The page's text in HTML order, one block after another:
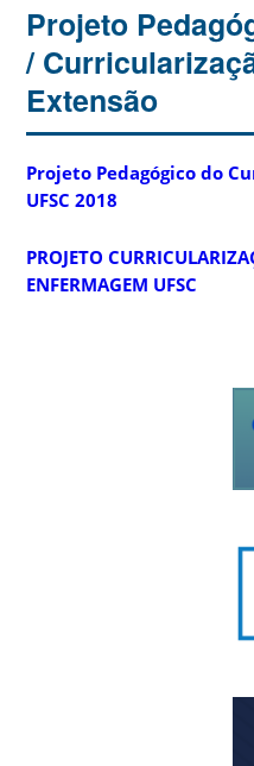
Projeto
/
Extensão
Projeto Pedagógico do
UFSC 2018
PROJETO
ENFERMAGEM UFSC